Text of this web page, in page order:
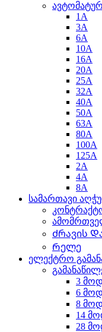
1A
3A
6A
10A
16A
20A
25A
32A
40A
50A
63A
80A
100A
125A
2A
4A
8A
სამართავი
Ძრავის
Რელე
ელექტრო
3
6
8
14
28